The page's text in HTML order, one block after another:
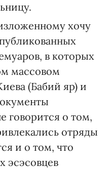
хочу
в которых
массовом
(Бабий яр) и
говорится о том,
отряды
и о том, что
эсэсовцев